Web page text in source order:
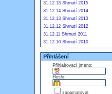
31.12.15 Shrnutí 2015
31.12.14 Shrnutí 2014
31.12.13 Shrnutí 2013
31.12.12 Shrnutí 2012
31.12.11 Shrnutí 2011
31.12.10 Shrnutí 2010
Přihlášení
Přihlašovací jméno:
Heslo:
zapamatovat